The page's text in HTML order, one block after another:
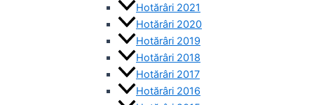
Hotărâri 2021
Hotărâri 2020
Hotărâri 2019
Hotărâri 2018
Hotărâri 2017
Hotărâri 2016